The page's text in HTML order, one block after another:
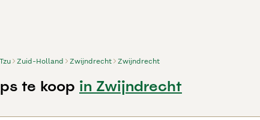
Zuid-Holland Zwijndrecht Zwijndrecht
te koop in Zwijndrecht